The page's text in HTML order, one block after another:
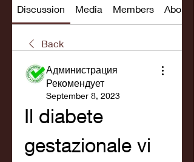
Discussion Media Members About
Back
Администрация
Рекомендует
September 8, 2023
Il diabete
gestazionale vi